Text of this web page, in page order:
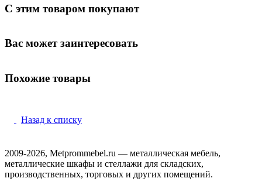
С этим товаром покупают
Вас может заинтересовать
Похожие товары
Назад к списку
2009-2026, Metprommebel.ru — металлическая мебель,
металлические шкафы и стеллажи для складских,
производственных, торговых и других помещений.